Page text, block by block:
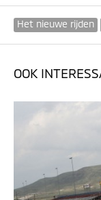
Het nieuwe rijden
OOK